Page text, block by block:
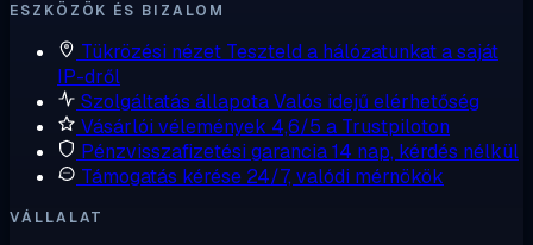
ESZKÖZÖK ÉS BIZALOM
Tükrözési nézet Teszteld a hálózatunkat a saját
IP-dről
Szolgáltatás állapotaValós idejű elérhetőség
Vásárlói vélemények 4,6/5 a Trustpiloton
Pénzvisszafizetési garancia14 nap, kérdés nélkül
Támogatás kérése 24/7, valódi mérnökök
VÁLLALAT